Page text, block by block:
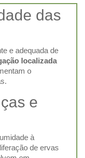
das
e adequada de
localizada
o
e
à
de ervas